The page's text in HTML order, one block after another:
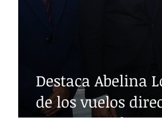
Destaca Abelina
de los vuelos
entre Acapulco y